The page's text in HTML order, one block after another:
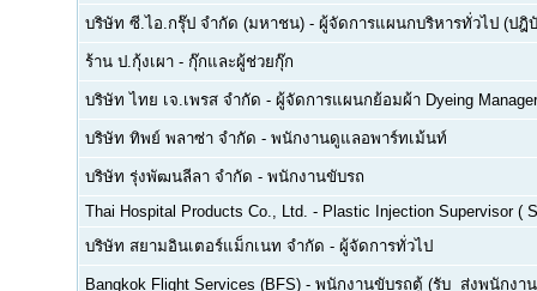
บริษัท ซี.ไอ.กรุ๊ป จำกัด (มหาชน) - ผู้จัดการแผนกบริหารทั่วไป (ปฎิ
ร้าน ป.กุ้งเผา - กุ๊กและผู้ช่วยกุ๊ก
บริษัท ไทย เจ.เพรส จำกัด - ผู้จัดการแผนกย้อมผ้า Dyeing Manager
บริษัท ทิพย์ พลาซ่า จำกัด - พนักงานดูแลอพาร์ทเม้นท์
บริษัท รุ่งพัฒนลีลา จำกัด - พนักงานขับรถ
Thai Hospital Products Co., Ltd. - Plastic Injection Supervisor (
บริษัท สยามอินเตอร์แม็กเนท จำกัด - ผู้จัดการทั่วไป
Bangkok Flight Services (BFS) - พนักงานขับรถตู้ (รับ  ส่งพนักงา